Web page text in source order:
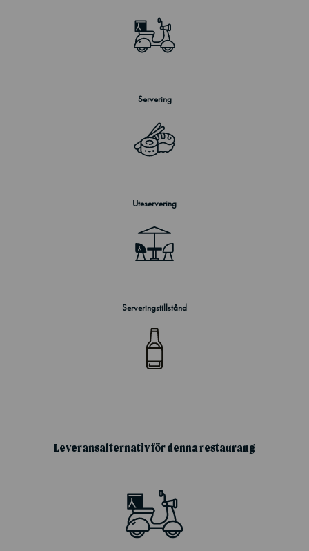
Servering
Uteservering
Serveringstillstånd
Leveransalternativ för denna restaurang